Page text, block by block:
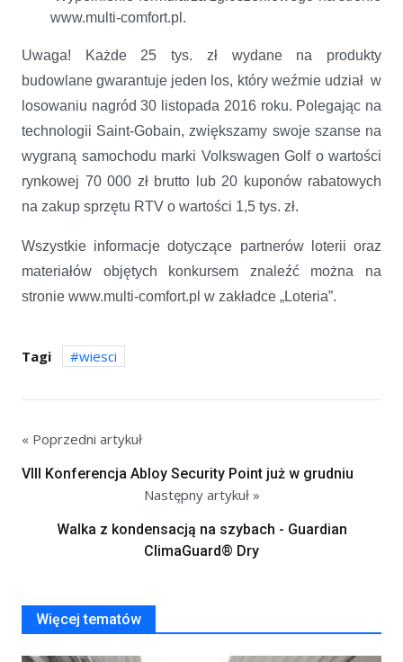
www.multi-comfort.pl.
Uwaga! Każde 25 tys. zł wydane na produkty
budowlane gwarantuje jeden los, który weźmie udział w
losowaniu nagród 30 listopada 2016 roku. Polegając na
technologii Saint-Gobain, zwiększamy swoje szanse na
wygraną samochodu marki Volkswagen Golf o wartości
rynkowej 70 000 zł brutto lub 20 kuponów rabatowych
na zakup sprzętu RTV o wartości 1,5 tys. zł.
Wszystkie informacje dotyczące partnerów loterii oraz
materiałów objętych konkursem znaleźć można na
stronie www.multi-comfort.pl w zakładce „Loteria”.
Tagi wiesci
« Poprzedni artykuł
VIII Konferencja Abloy Security Point już w grudniu
Następny artykuł »
Walka z kondensacją na szybach - Guardian
ClimaGuard® Dry
Więcej tematów